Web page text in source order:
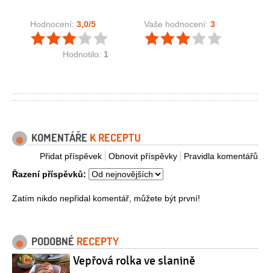
Hodnocení: 3,0/5
Hodnotilo: 1
Vaše hodnocení: 3
KOMENTÁŘE K RECEPTU
Pravidla komentářů
Obnovit příspěvky
Přidat příspěvek
Řazení příspěvků:
Zatím nikdo nepřidal komentář, můžete být první!
PODOBNÉ RECEPTY
Vepřová rolka ve slanině